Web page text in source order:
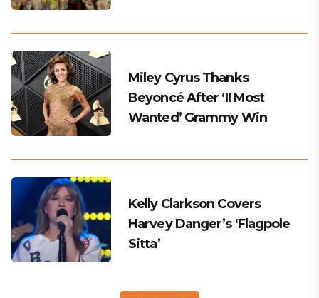
Miley Cyrus Thanks
Beyoncé After ‘II Most
Wanted’ Grammy Win
Kelly Clarkson Covers
Harvey Danger’s ‘Flagpole
Sitta’